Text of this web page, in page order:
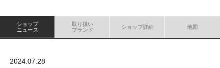
ショップ
ニュース
取り扱い
ブランド
ショップ詳細 地図
2024.07.28